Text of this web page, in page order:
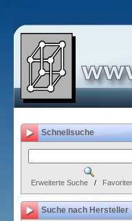
Schnellsuche
Erweiterte Suche /
Suche nach Hersteller